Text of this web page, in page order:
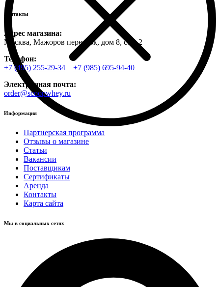
Контакты
Адрес магазина:
Москва, Мажоров переулок, дом 8, стр. 2
Телефон:
+7 (495) 255-29-34
+7 (985) 695-94-40
Электронная почта:
order@scoopwhey.ru
Информация
Партнерская программа
Отзывы о магазине
Статьи
Вакансии
Поставщикам
Сертификаты
Аренда
Контакты
Карта сайта
Мы в социальных сетях